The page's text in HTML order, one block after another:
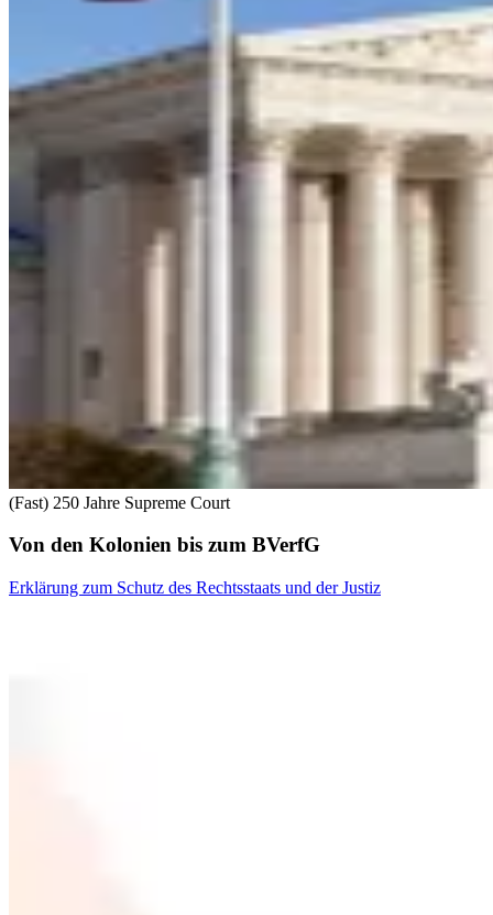
(Fast) 250 Jahre Supreme Court
Von den Kolonien bis zum BVerfG
Erklärung zum Schutz des Rechtsstaats und der Justiz